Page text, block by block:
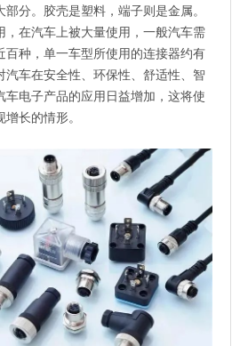
分。胶壳是塑料，端子则是金属。
，在汽车上被大量使用，一般汽车需
百种，单一车型所使用的连接器约有
车在安全性、环保性、舒适性、智
电子产品的应用日益增加，这将使
长的情形。